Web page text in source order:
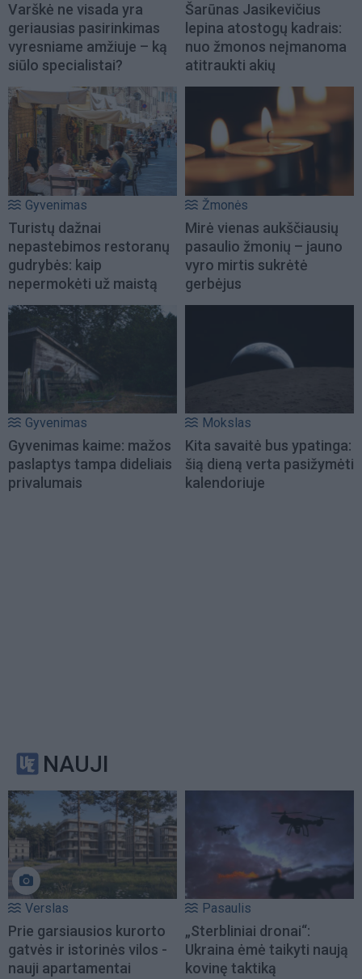
Varškė ne visada yra
geriausias pasirinkimas
vyresniame amžiuje – ką
siūlo specialistai?
Šarūnas Jasikevičius
lepina atostogų kadrais:
nuo žmonos neįmanoma
atitraukti akių
Gyvenimas
Turistų dažnai
nepastebimos restoranų
gudrybės: kaip
nepermokėti už maistą
Žmonės
Mirė vienas aukščiausių
pasaulio žmonių – jauno
vyro mirtis sukrėtė
gerbėjus
Gyvenimas
Gyvenimas kaime: mažos
paslaptys tampa dideliais
privalumais
Mokslas
Kita savaitė bus ypatinga:
šią dieną verta pasižymėti
kalendoriuje
NAUJI
Verslas
Prie garsiausios kurorto
gatvės ir istorinės vilos -
nauji apartamentai
Pasaulis
„Sterbliniai dronai“:
Ukraina ėmė taikyti naują
kovinę taktiką